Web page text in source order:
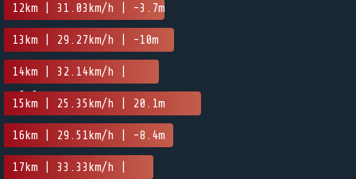
12km | 31.03km/h | -3.7m
13km | 29.27km/h | -10m
14km | 32.14km/h |
-0.9m
15km | 25.35km/h | 20.1m
16km | 29.51km/h | -8.4m
17km | 33.33km/h |